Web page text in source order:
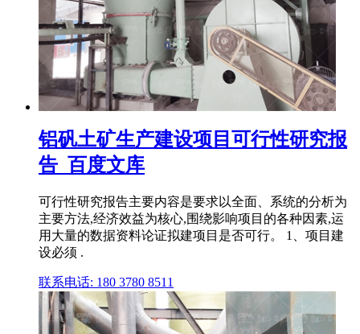
铝矾土矿生产建设项目可行性研究报
告_百度文库
可行性研究报告主要内容是要求以全面、系统的分析为
主要方法,经济效益为核心,围绕影响项目的各种因素,运
用大量的数据资料论证拟建项目是否可行。 1、项目建
设必须 .
联系电话: 180 3780 8511